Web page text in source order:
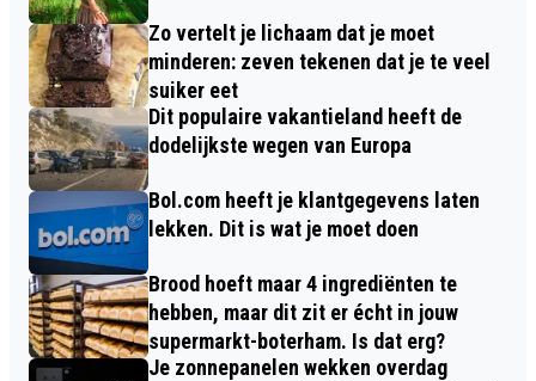
Zo vertelt je lichaam dat je moet
minderen: zeven tekenen dat je te veel
suiker eet
Dit populaire vakantieland heeft de
dodelijkste wegen van Europa
Bol.com heeft je klantgegevens laten
lekken. Dit is wat je moet doen
Brood hoeft maar 4 ingrediënten te
hebben, maar dit zit er écht in jouw
supermarkt-boterham. Is dat erg?
Je zonnepanelen wekken overdag